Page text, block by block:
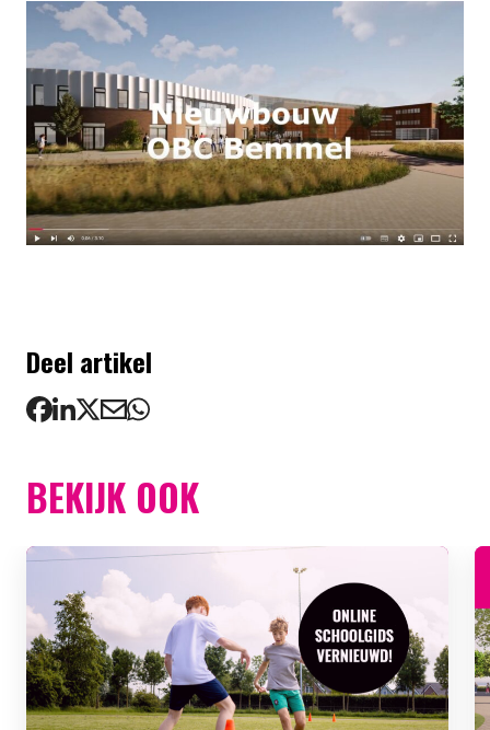
Deel artikel
BEKIJK OOK